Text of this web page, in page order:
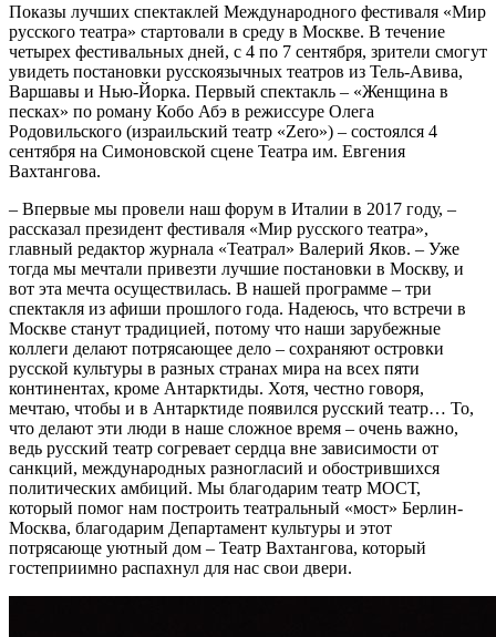
Показы лучших спектаклей Международного фестиваля «Мир
русского театра» стартовали в среду в Москве. В течение
четырех фестивальных дней, с 4 по 7 сентября, зрители смогут
увидеть постановки русскоязычных театров из Тель-Авива,
Варшавы и Нью-Йорка. Первый спектакль – «Женщина в
песках» по роману Кобо Абэ в режиссуре Олега
Родовильского (израильский театр «Zero») – состоялся 4
сентября на Симоновской сцене Театра им. Евгения
Вахтангова.
– Впервые мы провели наш форум в Италии в 2017 году, –
рассказал президент фестиваля «Мир русского театра»,
главный редактор журнала «Театрал» Валерий Яков. – Уже
тогда мы мечтали привезти лучшие постановки в Москву, и
вот эта мечта осуществилась. В нашей программе – три
спектакля из афиши прошлого года. Надеюсь, что встречи в
Москве станут традицией, потому что наши зарубежные
коллеги делают потрясающее дело – сохраняют островки
русской культуры в разных странах мира на всех пяти
континентах, кроме Антарктиды. Хотя, честно говоря,
мечтаю, чтобы и в Антарктиде появился русский театр… То,
что делают эти люди в наше сложное время – очень важно,
ведь русский театр согревает сердца вне зависимости от
санкций, международных разногласий и обострившихся
политических амбиций. Мы благодарим театр МОСТ,
который помог нам построить театральный «мост» Берлин-
Москва, благодарим Департамент культуры и этот
потрясающе уютный дом – Театр Вахтангова, который
гостеприимно распахнул для нас свои двери.